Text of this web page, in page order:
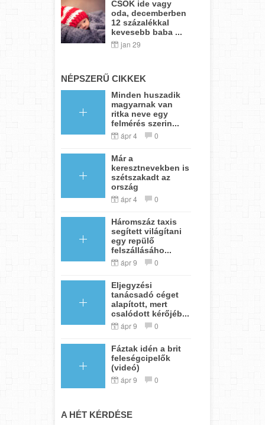
CSOK ide vagy
oda, decemberben
12 százalékkal
kevesebb baba ...
jan 29
NÉPSZERŰ CIKKEK
Minden huszadik
magyarnak van
ritka neve egy
felmérés szerin...
ápr 4 0
Már a
keresztnevekben is
szétszakadt az
ország
ápr 4 0
Háromszáz taxis
segített világítani
egy repülő
felszállásáho...
ápr 9 0
Eljegyzési
tanácsadó céget
alapított, mert
csalódott kérőjéb...
ápr 9 0
Fáztak idén a brit
feleségcipelők
(videó)
ápr 9 0
A HÉT KÉRDÉSE